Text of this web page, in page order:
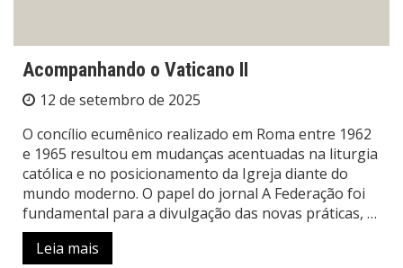
Acompanhando o Vaticano II
12 de setembro de 2025
O concílio ecumênico realizado em Roma entre 1962
e 1965 resultou em mudanças acentuadas na liturgia
católica e no posicionamento da Igreja diante do
mundo moderno. O papel do jornal A Federação foi
fundamental para a divulgação das novas práticas, …
Leia mais